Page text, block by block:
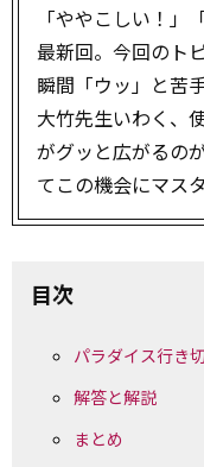
「ややこしい！
最新回。今回のト
瞬間「ウッ」と苦
大竹先生いわく、
がグッと広がるの
てこの機会にマス
目次
パラダイス行き
解答と解説
まとめ